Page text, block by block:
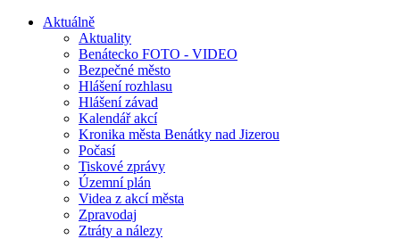
Aktuálně
Aktuality
Benátecko FOTO - VIDEO
Bezpečné město
Hlášení rozhlasu
Hlášení závad
Kalendář akcí
Kronika města Benátky nad Jizerou
Počasí
Tiskové zprávy
Územní plán
Videa z akcí města
Zpravodaj
Ztráty a nálezy